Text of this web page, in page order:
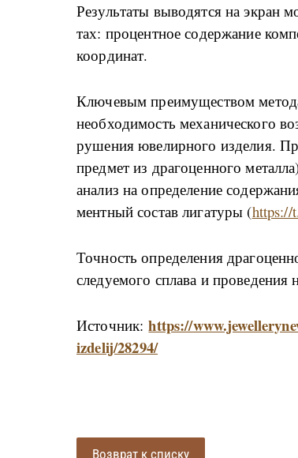
Ре­зуль­та­ты вы­во­дят­ся на
тах: про­цен­т­ное со­дер­жа­ние
ко­ор­ди­нат.
Клю­че­вым пре­и­му­ще­ством
не­об­хо­ди­мость ме­ха­ни­че­ско­го
ру­ше­ния юве­ли­р­но­го из­де­лия.
пред­мет из дра­го­цен­но­го
ана­лиз на опре­де­ле­ние
мен­т­ный со­став ли­га­ту­ры (https://
Точ­ность опре­де­ле­ния
сле­ду­е­мо­го спла­ва и
Источник:https://
izdelij/28294/
Возврат к списку